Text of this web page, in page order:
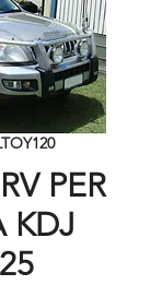
PER
KDJ